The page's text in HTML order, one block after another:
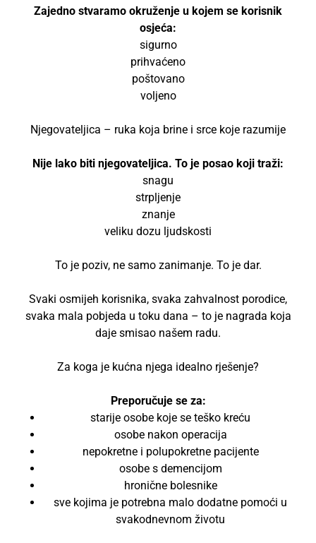
Zajedno stvaramo okruženje u kojem se korisnik
osjeća:
sigurno
prihvaćeno
poštovano
voljeno
Njegovateljica – ruka koja brine i srce koje razumije
Nije lako biti njegovateljica. To je posao koji traži:
snagu
strpljenje
znanje
veliku dozu ljudskosti
To je poziv, ne samo zanimanje. To je dar.
Svaki osmijeh korisnika, svaka zahvalnost porodice,
svaka mala pobjeda u toku dana – to je nagrada koja
daje smisao našem radu.
Za koga je kućna njega idealno rješenje?
Preporučuje se za:
starije osobe koje se teško kreću
osobe nakon operacija
nepokretne i polupokretne pacijente
osobe s demencijom
hronične bolesnike
sve kojima je potrebna malo dodatne pomoći u
svakodnevnom životu